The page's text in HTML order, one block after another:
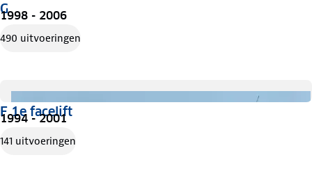
G
1998 - 2006
490 uitvoeringen
F 1e facelift
1994 - 2001
141 uitvoeringen